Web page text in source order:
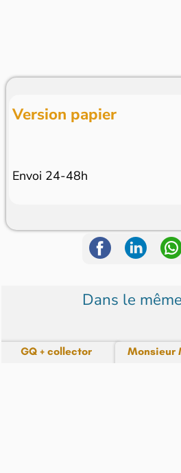
Version papier
Envoi 24-48h
Dans le
GQ + collector Monsieur